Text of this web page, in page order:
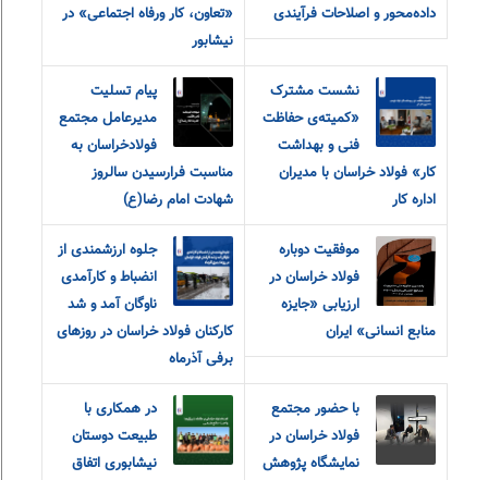
داده‌محور و اصلاحات فرآیندی
«تعاون، کار و‌رفاه اجتماعی» در
نیشابور
نشست مشترک
«کمیته‌ی حفاظت
فنی و بهداشت
کار» فولاد خراسان با مدیران
اداره کار
پیام‌ ‌تسلیت
مدیرعامل مجتمع
فولاد‌خراسان به
مناسبت‌ فرارسیدن سالروز
شهادت امام‌ رضا(ع)
موفقیت دوباره
فولاد خراسان در
ارزیابی «جایزه
منابع انسانی» ایران
جلوه ارزشمندی از
انضباط و کارآمدی
ناوگان آمد و شد
کارکنان فولاد خراسان در روزهای
برفی آذرماه
با حضور مجتمع
فولاد خراسان در
نمایشگاه پژوهش
در همکاری با
طبیعت دوستان
نیشابوری اتفاق